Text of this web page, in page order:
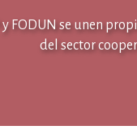
y FODUN se unen
del sector